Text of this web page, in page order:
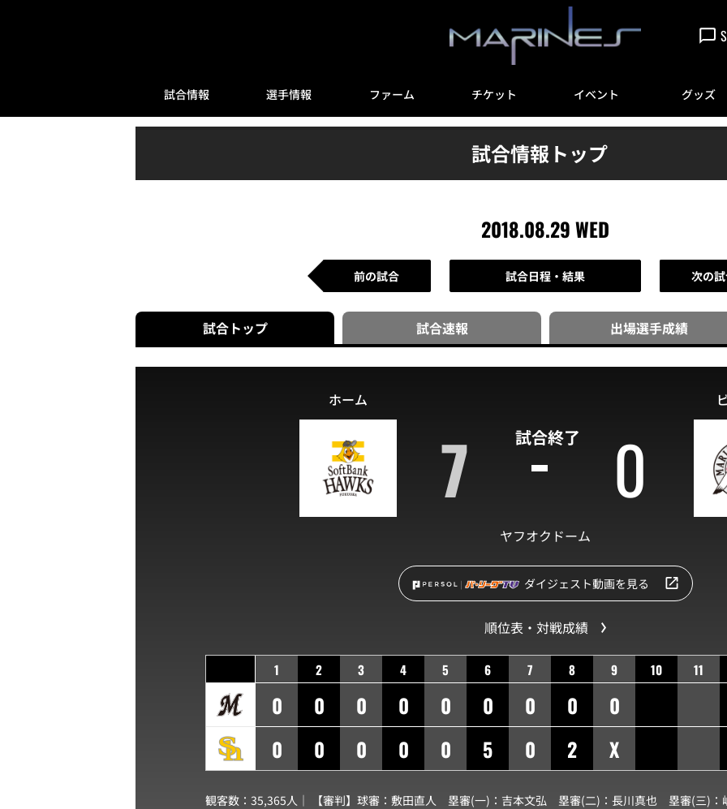
試合情報 選手情報 ファーム チケット イベント グッズ
試合情報トップ
2018.08.29 WED
前の試合 試合日程・結果 次の
試合トップ 試合速報 出場選手成績
試合終了
ホーム
7 0
ヤフオクドーム
ダイジェスト動画を見る
順位表・対戦成績
1 2 3 4 5 6 7 8 9 10 11
0 0 0 0 0 0 0 0
0
0
0 0 0 0 5 0 2 X
観客数：35,365人｜ 【審判】球審： 敷田直人 塁審(一)： 吉本文弘 塁審(二)： 長川真也 塁審(三)：